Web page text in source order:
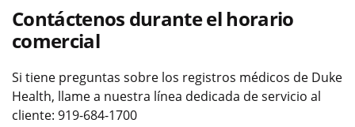
Contáctenos durante el horario
comercial
Si tiene preguntas sobre los registros médicos de Duke
Health, llame a nuestra línea dedicada de servicio al
cliente: 919-684-1700